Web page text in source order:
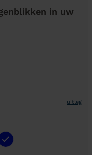
in uw
uitleg